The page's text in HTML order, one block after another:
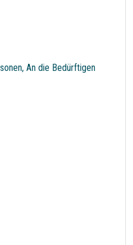
An die Bedürftigen